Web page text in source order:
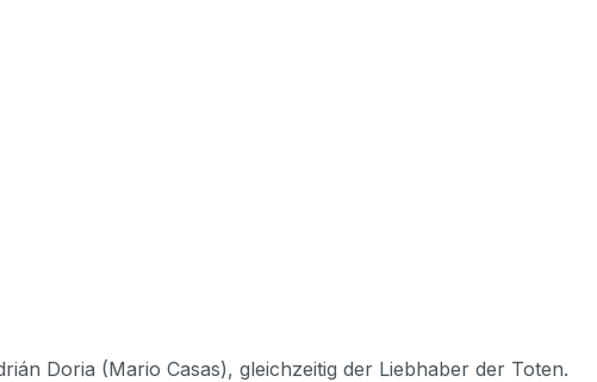
Doria (Mario Casas), gleichzeitig der Liebhaber der Toten.